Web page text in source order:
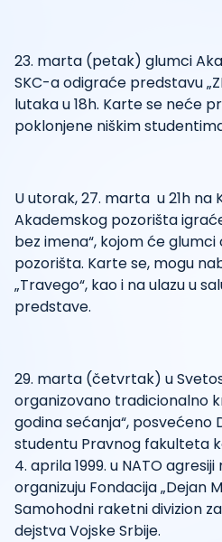
23. marta (petak) glumci
SKC-a odigraće predstavu
lutaka u 18h. Karte se neće
poklonjene niškim
U utorak, 27. marta u 21h na
Akademskog pozorišta
bez imena“, kojom će
pozorišta. Karte se, mogu
„Travego“, kao i na ulazu u
predstave.
29. marta (četvrtak) u
organizovano tradicionalno
godina sećanja“, posvećeno
studentu Pravnog fakulteta
4. aprila 1999. u NATO
organizuju Fondacija „Dejan
Samohodni raketni divizion
dejstva Vojske Srbije.